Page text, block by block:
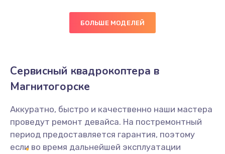
БОЛЬШЕ МОДЕЛЕЙ
Сервисный квадрокоптера в
Магнитогорске
Аккуратно, быстро и качественно наши мастера
проведут ремонт девайса. На постремонтный
период предоставляется гарантия, поэтому
если во время дальнейшей эксплуатации